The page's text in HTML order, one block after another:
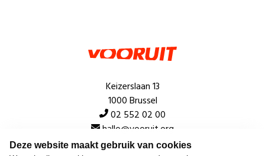
Deze website maakt gebruik van cookies
Keizerslaan 13
1000 Brussel
02 552 02 00
hallo@vooruit.org